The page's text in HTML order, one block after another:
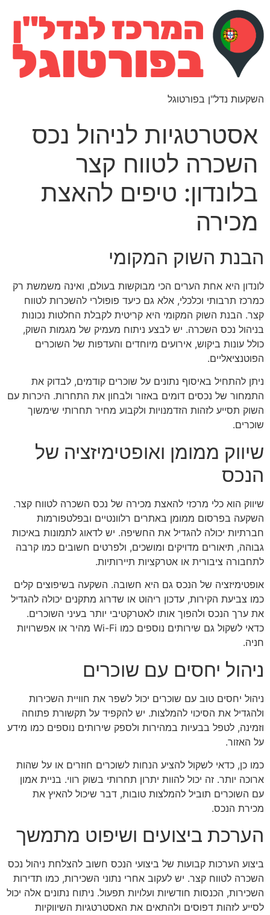
השקעות נדל"ן בפורטוגל
אסטרטגיות לניהול נכס
השכרה לטווח קצר
בלונדון: טיפים להאצת
מכירה
הבנת השוק המקומי
לונדון היא אחת הערים הכי מבוקשות בעולם, ואינה משמשת רק
כמרכז תרבותי וכלכלי, אלא גם כיעד פופולרי להשכרות לטווח
קצר. הבנת השוק המקומי היא קריטית לקבלת החלטות נכונות
בניהול נכס השכרה. יש לבצע ניתוח מעמיק של מגמות השוק,
כולל עונות ביקוש, אירועים מיוחדים והעדפות של השוכרים
הפוטנציאליים.
ניתן להתחיל באיסוף נתונים על שוכרים קודמים, לבדוק את
התמחור של נכסים דומים באזור ולבחון את התחרות. היכרות עם
השוק תסייע לזהות הזדמנויות ולקבוע מחיר תחרותי שימשוך
שוכרים.
שיווק ממומן ואופטימיזציה של
הנכס
שיווק הוא כלי מרכזי להאצת מכירה של נכס השכרה לטווח קצר.
השקעה בפרסום ממומן באתרים רלוונטיים ובפלטפורמות
חברתיות יכולה להגדיל את החשיפה. יש לדאוג לתמונות באיכות
גבוהה, תיאורים מדויקים ומושכים, ולפרטים חשובים כמו קרבה
לתחבורה ציבורית או אטרקציות תיירותיות.
אופטימיזציה של הנכס גם היא חשובה. השקעה בשיפוצים קלים
כמו צביעת הקירות, עדכון ריהוט או שדרוג מתקנים יכולה להגדיל
את ערך הנכס ולהפוך אותו לאטרקטיבי יותר בעיני השוכרים.
כדאי לשקול גם שירותים נוספים כמו Wi-Fi מהיר או אפשרויות
חניה.
ניהול יחסים עם שוכרים
ניהול יחסים טוב עם שוכרים יכול לשפר את חוויית השכירות
ולהגדיל את הסיכוי להמלצות. יש להקפיד על תקשורת פתוחה
וזמינה, לטפל בבעיות במהירות ולספק שירותים נוספים כמו מידע
על האזור.
כמו כן, כדאי לשקול להציע הנחות לשוכרים חוזרים או על שהות
ארוכה יותר. זה יכול להוות יתרון תחרותי בשוק רווי. בניית אמון
עם השוכרים תוביל להמלצות טובות, דבר שיכול להאיץ את
מכירת הנכס.
הערכת ביצועים ושיפוט מתמשך
ביצוע הערכות קבועות של ביצועי הנכס חשוב להצלחת ניהול נכס
השכרה לטווח קצר. יש לעקוב אחרי נתוני השכירות, כמו תדירות
השכירות, הכנסות חודשיות ועלויות תפעול. ניתוח נתונים אלה יכול
לסייע לזהות דפוסים ולהתאים את האסטרטגיות השיווקיות